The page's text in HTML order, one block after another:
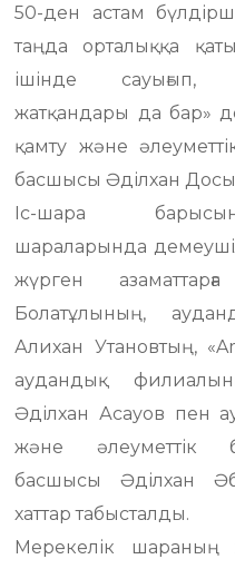
50-ден астам
таңда орталыққа
ішінде сауығып,
жатқандары да бар»
қамту және
басшысы Әділхан
Іс-шара
шараларында
жүрген
Болатұлының,
Алихан Утановтың,
аудандық
Әділхан Асауов пен
және әлеуметтік
басшысы Әділхан
хаттар табысталды.
Мерекелік шараның